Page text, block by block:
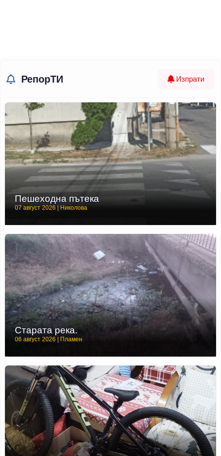
РепорТИ Изпрати
Пешеходна пътека
07 август 2026 | Николова
Старата река.
06 август 2026 | Пламен